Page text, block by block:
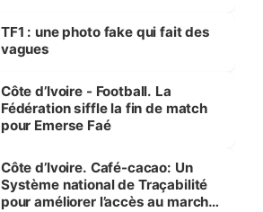
sur la scène internationale »
TF1 : une photo fake qui fait des
vagues
Côte d’Ivoire - Football. La
Fédération siffle la fin de match
pour Emerse Faé
Côte d’Ivoire. Café-cacao: Un
Système national de Traçabilité
pour améliorer l’accès au marché